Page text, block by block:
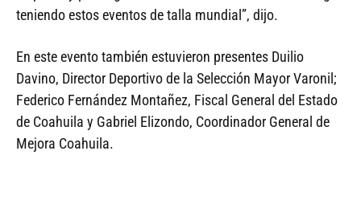
teniendo estos eventos de talla mundial”, dijo.
En este evento también estuvieron presentes Duilio
Davino, Director Deportivo de la Selección Mayor Varonil;
Federico Fernández Montañez, Fiscal General del Estado
de Coahuila y Gabriel Elizondo, Coordinador General de
Mejora Coahuila.